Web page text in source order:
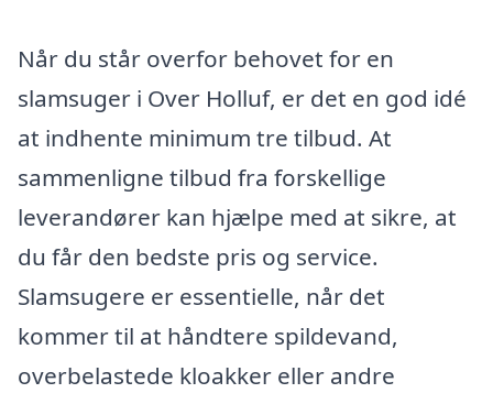
Når du står overfor behovet for en
slamsuger i Over Holluf, er det en god idé
at indhente minimum tre tilbud. At
sammenligne tilbud fra forskellige
leverandører kan hjælpe med at sikre, at
du får den bedste pris og service.
Slamsugere er essentielle, når det
kommer til at håndtere spildevand,
overbelastede kloakker eller andre